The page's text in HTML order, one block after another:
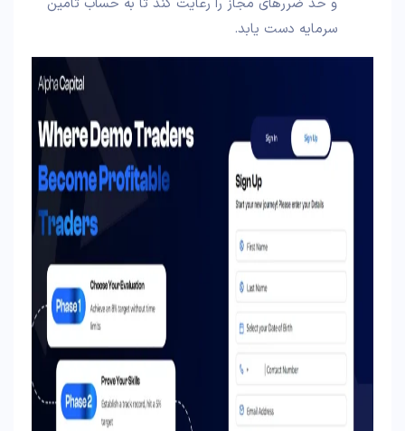
سرمایه دست یابد.